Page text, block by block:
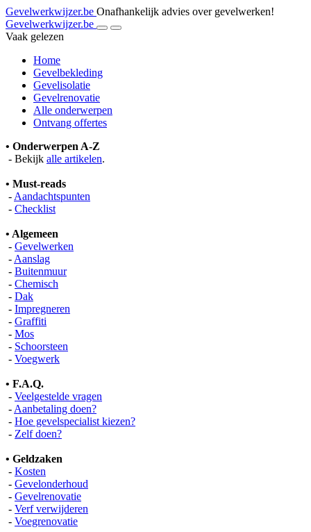
Gevelwerkwijzer.be Onafhankelijk advies over gevelwerken!
Gevelwerkwijzer.be
Vaak gelezen
Home
Gevelbekleding
Gevelisolatie
Gevelrenovatie
Alle onderwerpen
Ontvang offertes
• Onderwerpen A-Z
- Bekijk alle artikelen.
• Must-reads
- Aandachtspunten
- Checklist
• Algemeen
- Gevelwerken
- Aanslag
- Buitenmuur
- Chemisch
- Dak
- Impregneren
- Graffiti
- Mos
- Schoorsteen
- Voegwerk
• F.A.Q.
- Veelgestelde vragen
- Aanbetaling doen?
- Hoe gevelspecialist kiezen?
- Zelf doen?
• Geldzaken
- Kosten
- Gevelonderhoud
- Gevelrenovatie
- Verf verwijderen
- Voegrenovatie